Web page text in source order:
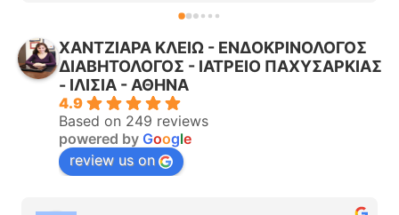
σύγχρονα μηχανήματα. Ο γιατρός μου εξήγησε τα
συνέβαινε και μου έδωσε πρακτικές συμβουλές για
τη θεραπεία και τι να αποφύγω.
Πάντα διαθέσιμος, ακριβώς ότι χρειάζεται ένας
γιατρός ώστε να εμπνέει εμπιστοσύνη και σιγουριά
στο ασθενή. Τον προτείνω ανεπιφύλακτα!
ΧΑΝΤΖΙΑΡΑ ΚΛΕΙΩ - ΕΝΔΟΚΡΙΝΟΛΟΓΟΣ
ΔΙΑΒΗΤΟΛΟΓΟΣ - ΙΑΤΡΕΙΟ ΠΑΧΥΣΑΡΚΙΑΣ
- ΙΛΙΣΙΑ - ΑΘΗΝΑ
4.9
Based on 249 reviews
powered by Google
review us on